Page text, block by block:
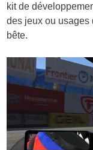
kit de
des jeux ou usages
bête.